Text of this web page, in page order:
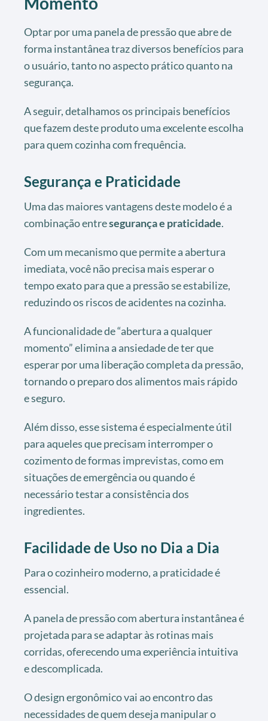
Optar por uma panela de pressão que abre de
forma instantânea traz diversos benefícios para
o usuário, tanto no aspecto prático quanto na
segurança.
A seguir, detalhamos os principais benefícios
que fazem deste produto uma excelente escolha
para quem cozinha com frequência.
Segurança e Praticidade
Uma das maiores vantagens deste modelo é a
combinação entresegurança e praticidade.
Com um mecanismo que permite a abertura
imediata, você não precisa mais esperar o
tempo exato para que a pressão se estabilize,
reduzindo os riscos de acidentes na cozinha.
A funcionalidade de “abertura a qualquer
momento” elimina a ansiedade de ter que
esperar por uma liberação completa da pressão,
tornando o preparo dos alimentos mais rápido
e seguro.
Além disso, esse sistema é especialmente útil
para aqueles que precisam interromper o
cozimento de formas imprevistas, como em
situações de emergência ou quando é
necessário testar a consistência dos
ingredientes.
Facilidade de Uso no Dia a Dia
Para o cozinheiro moderno, a praticidade é
essencial.
A panela de pressão com abertura instantânea é
projetada para se adaptar às rotinas mais
corridas, oferecendo uma experiência intuitiva
e descomplicada.
O design ergonômico vai ao encontro das
necessidades de quem deseja manipular o